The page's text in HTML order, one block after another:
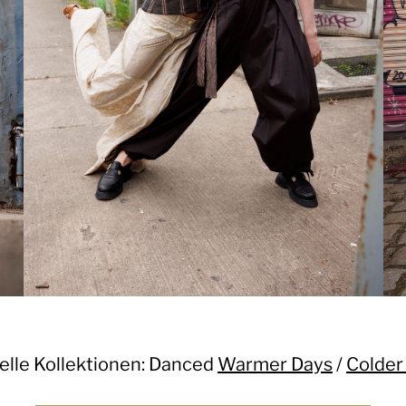
Kollektionen: Danced Warmer Days/